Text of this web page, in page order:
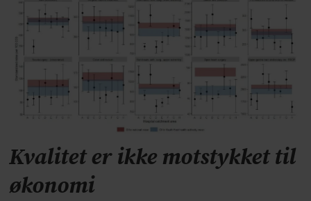
Kvalitet er ikke motstykket til
økonomi